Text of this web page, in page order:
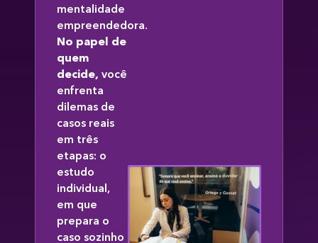
mentalidade
empreendedora.
No papel de
quem
decide, você
enfrenta
dilemas de
casos reais
em três
etapas: o
estudo
individual,
em que
prepara o
caso sozinho